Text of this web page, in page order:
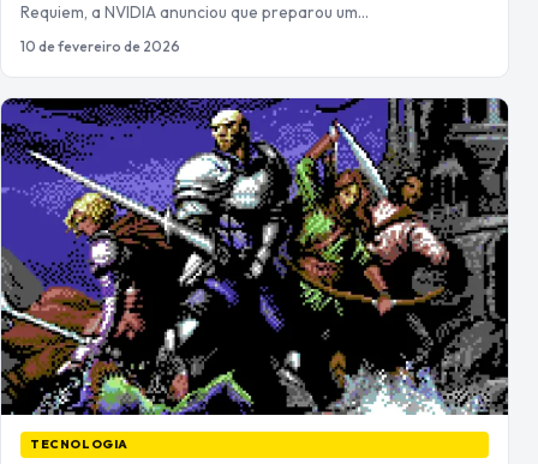
Requiem, a NVIDIA anunciou que preparou um…
10 de fevereiro de 2026
TECNOLOGIA